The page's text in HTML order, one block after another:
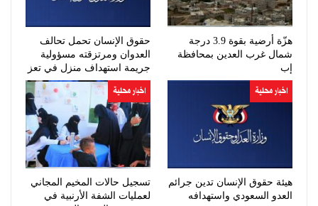
هزّة أرضية بقوة 3.9 درجة
شمال غرب العدين بمحافظة
إب
حقوق الإنسان تحمل تحالف
العدوان ومرتزقته مسؤولية
جريمة استهداف منزل في تعز
اخبار محلية
هيئة حقوق الإنسان تدين جرائم
العدو السعودي واستهدافه
اخبار محلية
تسجيل حالات المخيم المجاني
لعمليات الشفة الأرنبية في